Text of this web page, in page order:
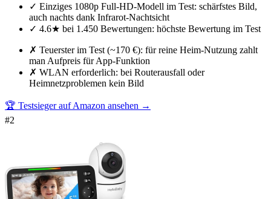
✓ Einziges 1080p Full-HD-Modell im Test: schärfstes Bild,
auch nachts dank Infrarot-Nachtsicht
✓ 4.6★ bei 1.450 Bewertungen: höchste Bewertung im Test
✗ Teuerster im Test (~170 €): für reine Heim-Nutzung zahlt
man Aufpreis für App-Funktion
✗ WLAN erforderlich: bei Routerausfall oder
Heimnetzproblemen kein Bild
🏆 Testsieger auf Amazon ansehen →
#2